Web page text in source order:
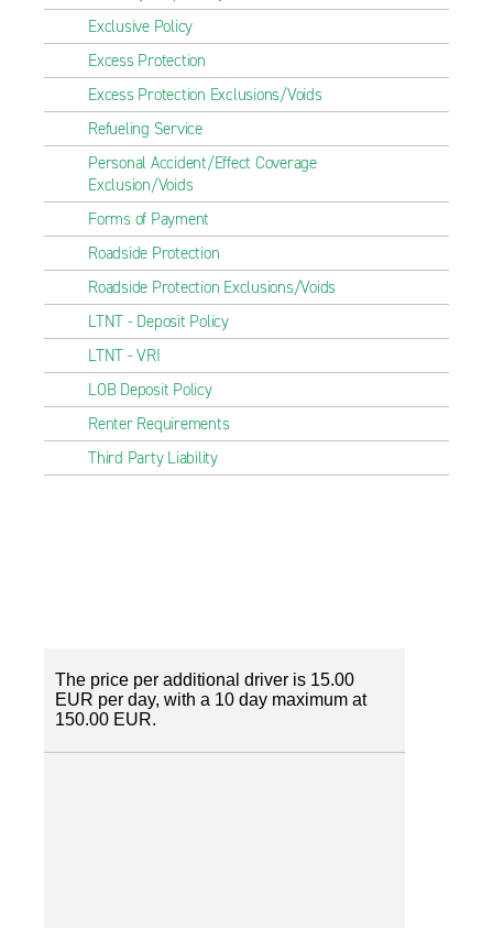
Exclusive Policy
Excess Protection
Excess Protection Exclusions/Voids
Refueling Service
Personal Accident/Effect Coverage
Exclusion/Voids
Forms of Payment
Roadside Protection
Roadside Protection Exclusions/Voids
LTNT - Deposit Policy
LTNT - VRI
LOB Deposit Policy
Renter Requirements
Third Party Liability
The price per additional driver is 15.00
EUR per day, with a 10 day maximum at
150.00 EUR.